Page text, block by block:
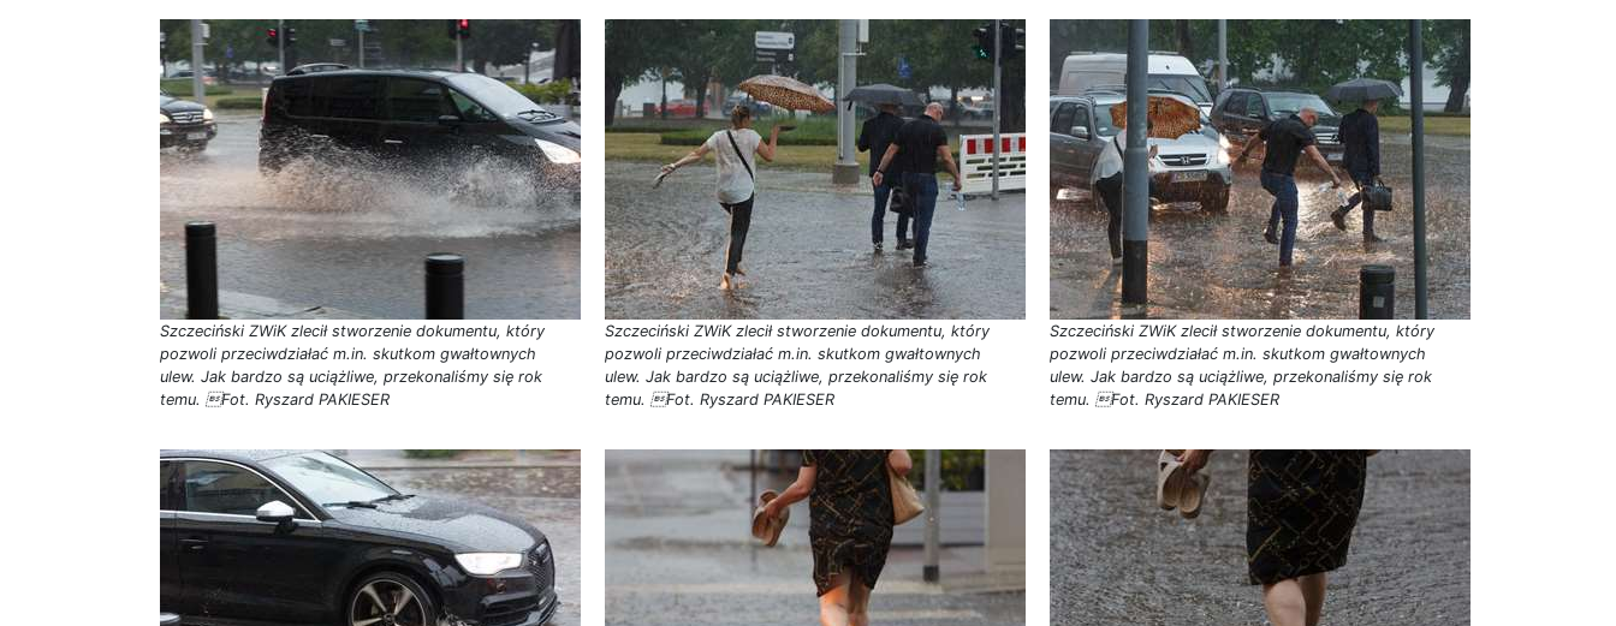
Szczeciński ZWiK zlecił stworzenie dokumentu, który
pozwoli przeciwdziałać m.in. skutkom gwałtownych
ulew. Jak bardzo są uciążliwe, przekonaliśmy się rok
temu. Fot. Ryszard PAKIESER
Szczeciński ZWiK zlecił stworzenie dokumentu, który
pozwoli przeciwdziałać m.in. skutkom gwałtownych
ulew. Jak bardzo są uciążliwe, przekonaliśmy się rok
temu. Fot. Ryszard PAKIESER
Szczeciński ZWiK zlecił stworzenie dokumentu, który
pozwoli przeciwdziałać m.in. skutkom gwałtownych
ulew. Jak bardzo są uciążliwe, przekonaliśmy się rok
temu. Fot. Ryszard PAKIESER